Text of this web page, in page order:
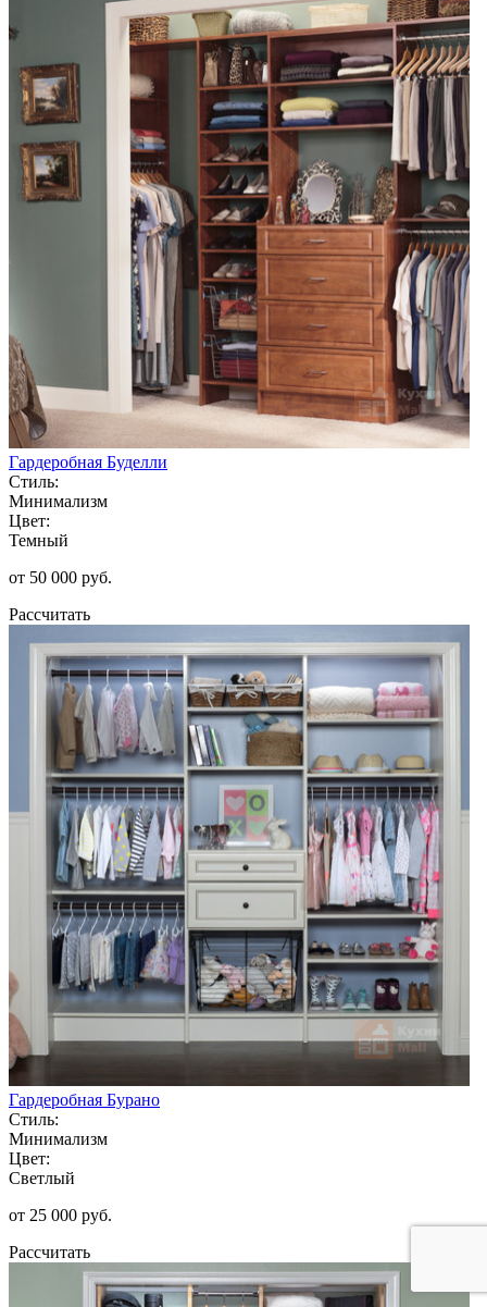
Гардеробная Буделли
Стиль:
Минимализм
Цвет:
Темный
от 50 000 руб.
Рассчитать
Гардеробная Бурано
Стиль:
Минимализм
Цвет:
Светлый
от 25 000 руб.
Рассчитать